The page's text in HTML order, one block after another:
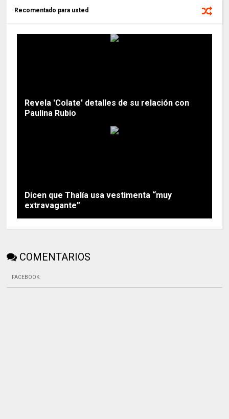
Recomentado para usted
Revela 'Colate' detalles de su relación con
Paulina Rubio
Dicen que Thalía usa vestimenta “muy
extravagante”
COMENTARIOS
FACEBOOK: